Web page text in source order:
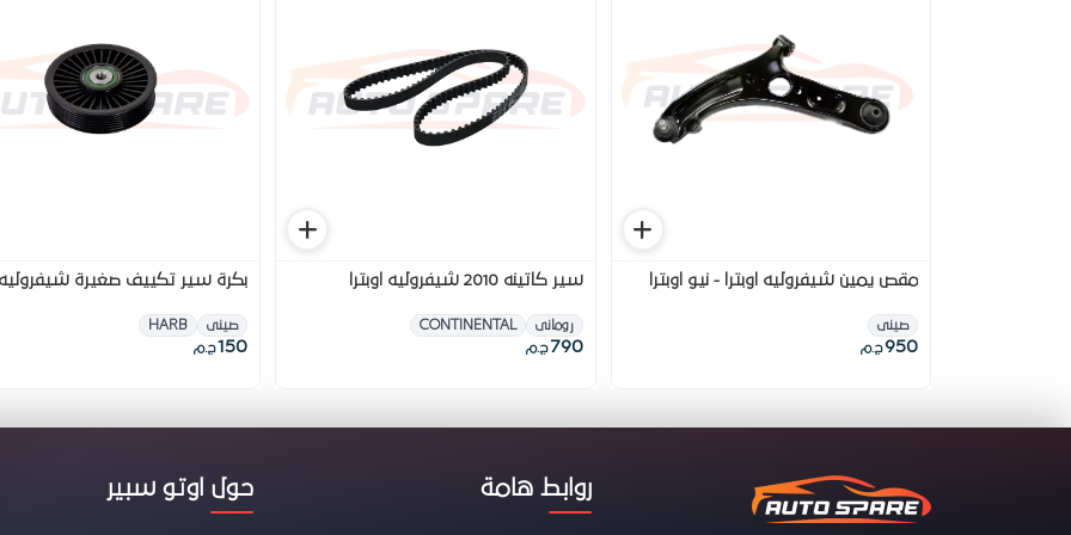
مقص يمين شيفروليه اوبترا - نيو اوبترا
صينى
950ج.م
سير كاتينه 2010 شيفروليه اوبترا
رومانى CONTINENTAL
790 ج.م
بكرة سير تكييف صغيرة شيفروليه
صينى HARB
150ج.م
روابط هامة حول اوتو سبير